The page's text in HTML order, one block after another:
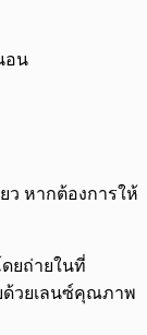
อน
ว หากต้องการให้
ยถ่ายในที่
ด้วยเลนซ์คุณภาพ